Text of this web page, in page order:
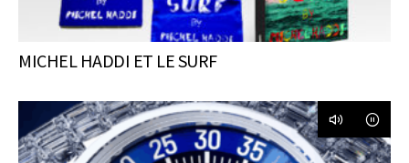
MICHEL HADDI ET LE SURF